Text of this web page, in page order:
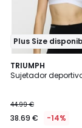
Plus Size
TRIUMPH
Sujetador
44.99 €
38.69 € -14%
4,5
/ 5
2
Colores